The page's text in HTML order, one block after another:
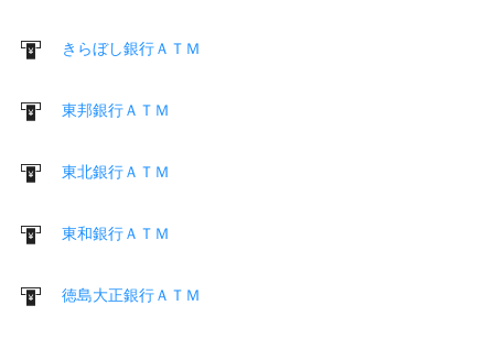
きらぼし銀行ＡＴＭ
東邦銀行ＡＴＭ
東北銀行ＡＴＭ
東和銀行ＡＴＭ
徳島大正銀行ＡＴＭ